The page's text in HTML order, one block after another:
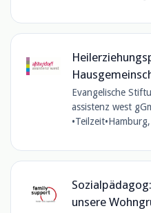
Evangelische
assistenz west
•Teilzeit•
unsere